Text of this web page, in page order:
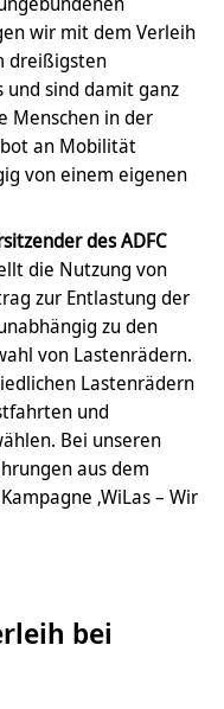
wir mit dem Verleih
dreißigsten
und sind damit ganz
Menschen in der
an Mobilität
von einem eigenen
des ADFC
die Nutzung von
zur Entlastung der
zu den
von Lastenrädern.
Lastenrädern
und
Bei unseren
aus dem
‚WiLas – Wir
bei